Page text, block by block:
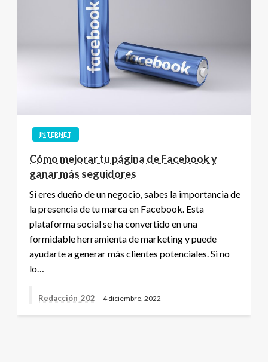
INTERNET
Cómo mejorar tu página de Facebook y
ganar más seguidores
Si eres dueño de un negocio, sabes la importancia de
la presencia de tu marca en Facebook. Esta
plataforma social se ha convertido en una
formidable herramienta de marketing y puede
ayudarte a generar más clientes potenciales. Si no
lo…
Redacción_202 4 diciembre, 2022